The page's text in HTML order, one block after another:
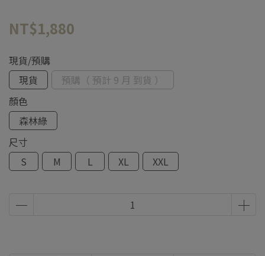
NT$1,880
現貨/預購
現貨
預購（ 預計 9 月 到貨 ）
顏色
森林綠
尺寸
S
M L XL XXL